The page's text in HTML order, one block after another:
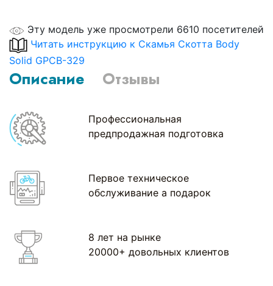
Эту модель уже просмотрели 6610 посетителей
Читать инструкцию к Скамья Скотта Body
Solid GPCB-329
Описание Отзывы
Профессиональная
предпродажная подготовка
Первое техническое
обслуживание а подарок
8 лет на рынке
20000+ довольных клиентов